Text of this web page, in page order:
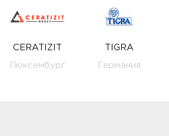
CERATIZIT
Люксембург
TIGRA
Германия